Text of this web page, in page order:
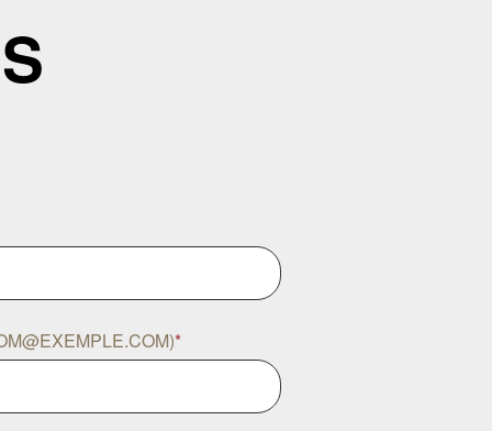
*